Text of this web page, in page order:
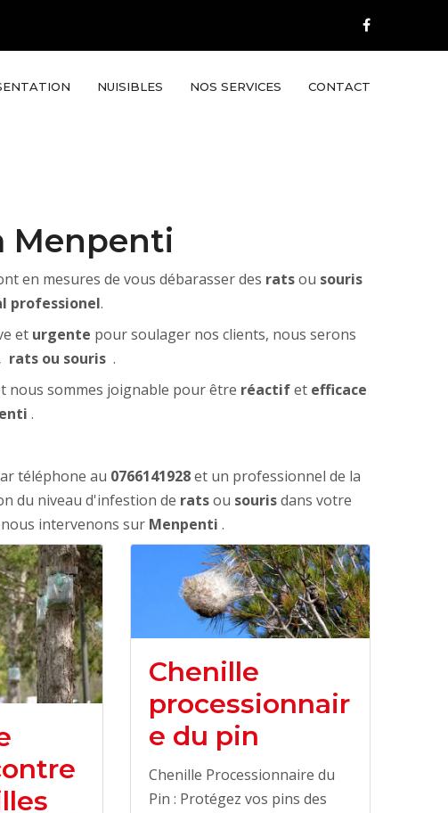
NUISIBLES NOS SERVICES CONTACT
Menpenti
en mesures de vous débarasser des ratsou souris
professionel.
et urgente pour soulager nos clients, nous serons
rats ou souris .
nous sommes joignable pour être réactifet efficace
.
téléphone au 0766141928et un professionnel de la
du niveau d'infestion de ratsou sourisdans votre
intervenons sur Menpenti .
Chenille
processionnair
e du pin
Chenille Processionnaire du
Pin : Protégez vos pins des